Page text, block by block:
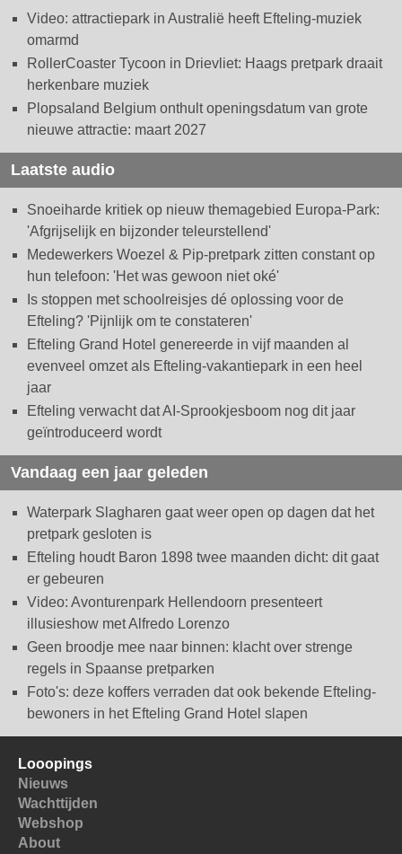
Video: attractiepark in Australië heeft Efteling-muziek
omarmd
RollerCoaster Tycoon in Drievliet: Haags pretpark draait
herkenbare muziek
Plopsaland Belgium onthult openingsdatum van grote
nieuwe attractie: maart 2027
Laatste audio
Snoeiharde kritiek op nieuw themagebied Europa-Park:
'Afgrijselijk en bijzonder teleurstellend'
Medewerkers Woezel & Pip-pretpark zitten constant op
hun telefoon: 'Het was gewoon niet oké'
Is stoppen met schoolreisjes dé oplossing voor de
Efteling? 'Pijnlijk om te constateren'
Efteling Grand Hotel genereerde in vijf maanden al
evenveel omzet als Efteling-vakantiepark in een heel
jaar
Efteling verwacht dat AI-Sprookjesboom nog dit jaar
geïntroduceerd wordt
Vandaag een jaar geleden
Waterpark Slagharen gaat weer open op dagen dat het
pretpark gesloten is
Efteling houdt Baron 1898 twee maanden dicht: dit gaat
er gebeuren
Video: Avonturenpark Hellendoorn presenteert
illusieshow met Alfredo Lorenzo
Geen broodje mee naar binnen: klacht over strenge
regels in Spaanse pretparken
Foto's: deze koffers verraden dat ook bekende Efteling-
bewoners in het Efteling Grand Hotel slapen
Looopings
Nieuws
Wachttijden
Webshop
About